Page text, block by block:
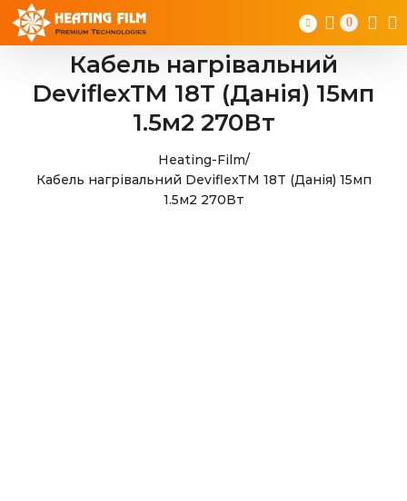
Skip
0
Кабель нагрівальний
DeviflexTM 18T (Данія) 15мп
1.5м2 270Вт
Heating-Film/
Кабель нагрівальний DeviflexTM 18T (Данія) 15мп
1.5м2 270Вт